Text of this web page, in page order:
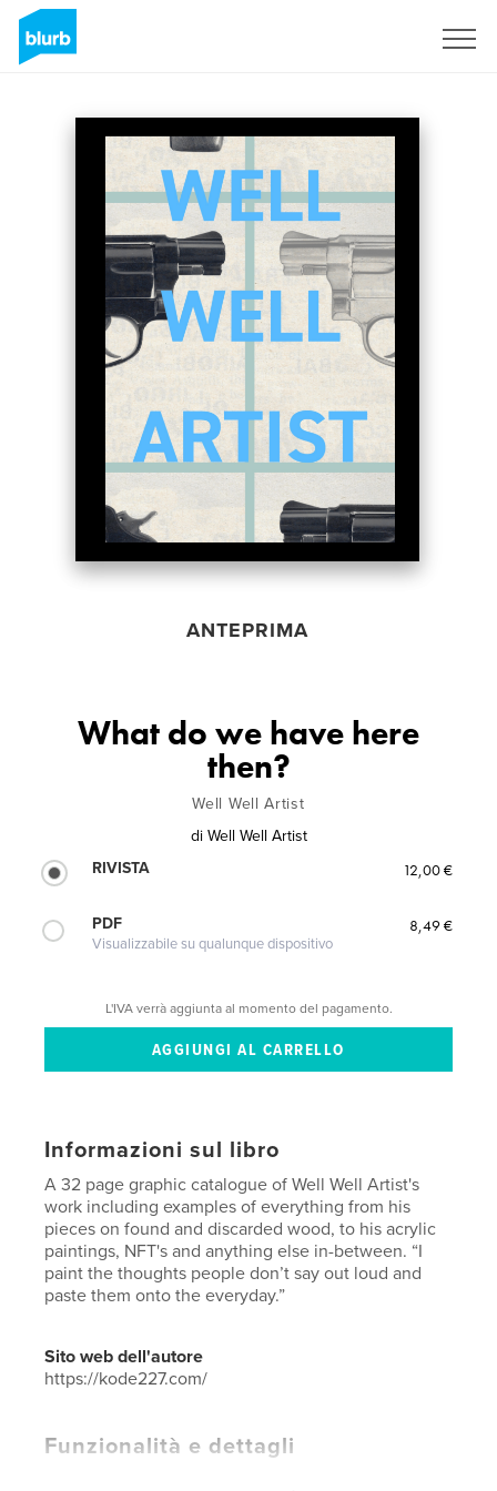
ANTEPRIMA
What do we have here
then?
Well Well Artist
di Well Well Artist
RIVISTA
12,00 €
PDF
Visualizzabile su qualunque dispositivo
8,49 €
L'IVA verrà aggiunta al momento del pagamento.
Informazioni sul libro
A 32 page graphic catalogue of Well Well Artist's
work including examples of everything from his
pieces on found and discarded wood, to his acrylic
paintings, NFT's and anything else in-between. “I
paint the thoughts people don’t say out loud and
paste them onto the everyday.”
Sito web dell'autore
https://kode227.com/
Funzionalità e dettagli